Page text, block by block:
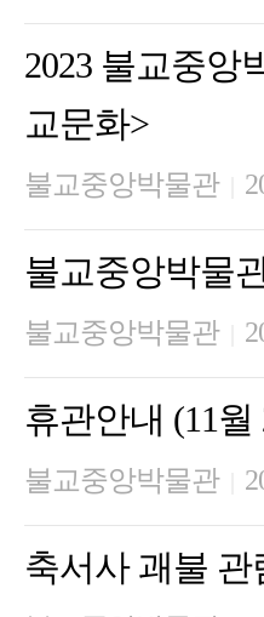
2023 불교중앙
교문화>
불교중앙박물관
불교중앙박물
불교중앙박물관
휴관안내 (11월
불교중앙박물관
축서사 괘불 관